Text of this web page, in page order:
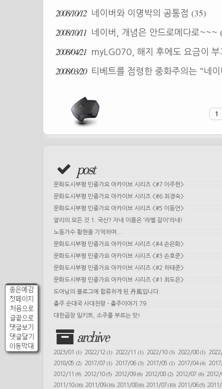
좋은예감
첫페이지
처음으로
글끝으로
댓글보기
댓글달기
이동막대
2008/10/12
네이버와 이명박의 공통점 (35)
2008/10/11
네이버, 개념은 안드로메다로~~~
2008/04/21
myLG070, 해지 후에도 요금이
2008/03/20 티베트를 점령한 중화주의는 "네
1
post
문화도시부평 민중가요 아카이브 시리즈 <#7 이주헌>
문화도시부평 민중가요 아카이브 시리즈 <#6 최경숙>
문화도시부평 민중가요 아카이브 시리즈 <#5 이동언>
알리의 모든 것 1. 국산? 자네 이름은 '라벨 갈이'라네!
노동가수 황현을 기억하며...
문화도시부평 민중가요 아카이브 시리즈 <#4 손은화>
문화도시부평 민중가요 아카이브 시리즈 <#3 손호준>
문화도시부평 민중가요 아카이브 시리즈 <#2 하태준>
문화도시부평 민중가요 아카이브 시리즈 <#1 최도은>
도아님의 블로그에 합류하게 된 丹風입니다.
충주 순대국 사대천왕 - 충주이야기 79
대한곱창 밀키트, 소주를 부르는 맛!
archive
2023/01 (1) 2022/12(1) 2022/11(1) 2022/10 (3) 2022/08(1)
2018/05 (2) 2017/07(1) 2017/06(3) 2017/05 (1) 2017/04(4)
2012/11(9) 2012/10(5) 2012/09(6) 2012/08 (2) 2012/07 (6)
2011/10(16) 2011/09(16) 2011/08(6) 2011/07(10) 2011/06(5)